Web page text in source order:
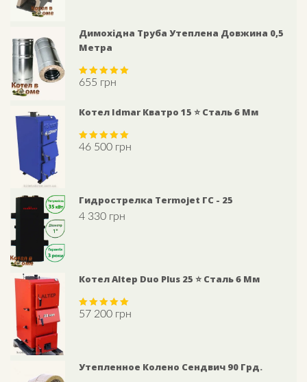
Димохідна Труба Утеплена Довжина 0,5
Метра
Rated5.00
out of 5
655 грн
Котел Idmar Кватро 15 ⭐ Сталь 6 Мм
Rated5.00
46 500 грн
Гидрострелка Termojet ГС - 25
4 330 грн
Котел Altep Duo Plus 25 ⭐ Сталь 6 Мм
Rated5.00
57 200 грн
Утепленное Колено Сендвич 90 Грд.